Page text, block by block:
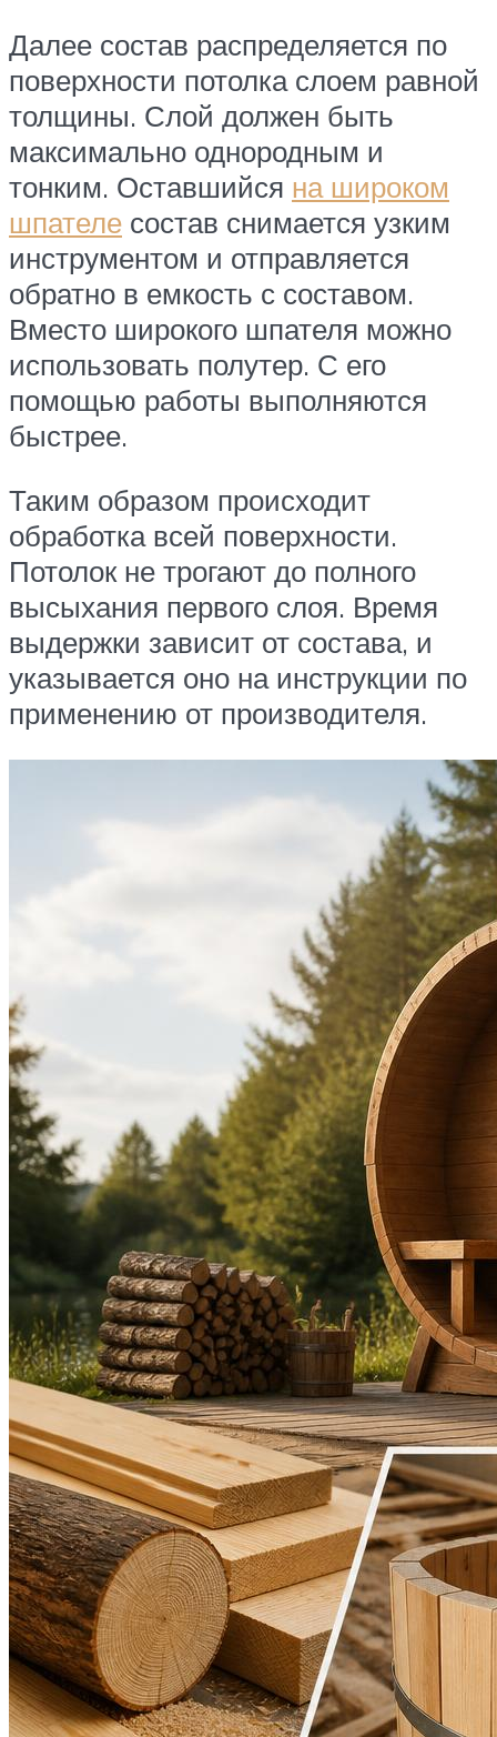
Далее состав распределяется по
поверхности потолка слоем равной
толщины. Слой должен быть
максимально однородным и
тонким. Оставшийся на широком
шпателе состав снимается узким
инструментом и отправляется
обратно в емкость с составом.
Вместо широкого шпателя можно
использовать полутер. С его
помощью работы выполняются
быстрее.
Таким образом происходит
обработка всей поверхности.
Потолок не трогают до полного
высыхания первого слоя. Время
выдержки зависит от состава, и
указывается оно на инструкции по
применению от производителя.